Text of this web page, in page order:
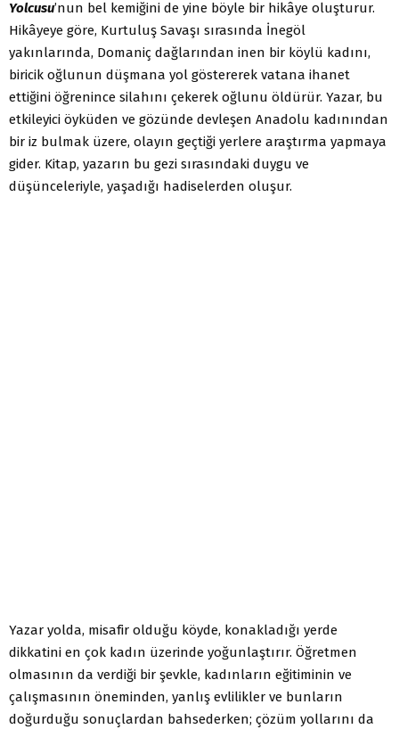
Yolcusu’nun bel kemiğini de yine böyle bir hikâye oluşturur.
Hikâyeye göre, Kurtuluş Savaşı sırasında İnegöl
yakınlarında, Domaniç dağlarından inen bir köylü kadını,
biricik oğlunun düşmana yol göstererek vatana ihanet
ettiğini öğrenince silahını çekerek oğlunu öldürür. Yazar, bu
etkileyici öyküden ve gözünde devleşen Anadolu kadınından
bir iz bulmak üzere, olayın geçtiği yerlere araştırma yapmaya
gider. Kitap, yazarın bu gezi sırasındaki duygu ve
düşünceleriyle, yaşadığı hadiselerden oluşur.
Yazar yolda, misafir olduğu köyde, konakladığı yerde
dikkatini en çok kadın üzerinde yoğunlaştırır. Öğretmen
olmasının da verdiği bir şevkle, kadınların eğitiminin ve
çalışmasının öneminden, yanlış evlilikler ve bunların
doğurduğu sonuçlardan bahsederken; çözüm yollarını da